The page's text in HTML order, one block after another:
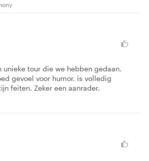
unieke tour die we hebben gedaan.
gevoel voor humor, is volledig
feiten. Zeker een aanrader.